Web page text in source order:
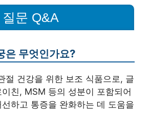
문 Q&A
은 무엇인가요?
절 건강을 위한 보조 식품으로, 글
친, MSM 등의 성분이 포함되어
하고 통증을 완화하는 데 도움을